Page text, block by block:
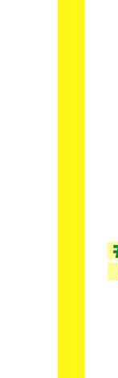
● 이모티